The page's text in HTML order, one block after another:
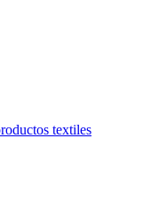
textiles